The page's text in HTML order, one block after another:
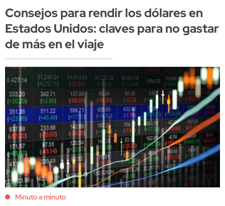
Consejos para rendir los dólares en
Estados Unidos: claves para no gastar
de más en el viaje
Minuto a minuto